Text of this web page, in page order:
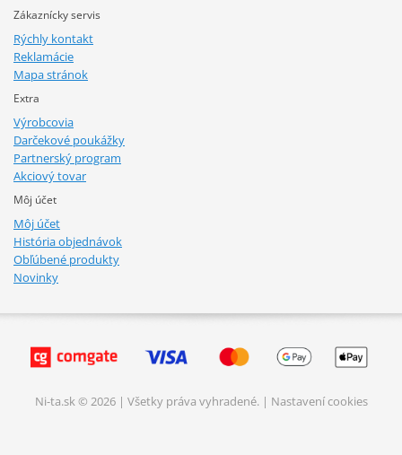
Zákaznícky servis
Rýchly kontakt
Reklamácie
Mapa stránok
Extra
Výrobcovia
Darčekové poukážky
Partnerský program
Akciový tovar
Môj účet
Môj účet
História objednávok
Obľúbené produkty
Novinky
Ni-ta.sk © 2026 | Všetky práva vyhradené. | Nastavení cookies